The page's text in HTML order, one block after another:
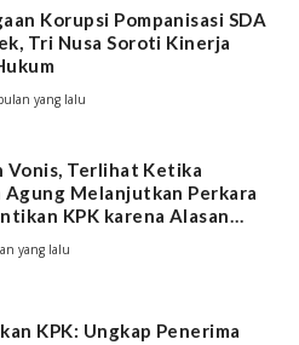
Korupsi Pompanisasi SDA
Tri Nusa Soroti Kinerja
yang lalu
Vonis, Terlihat Ketika
Agung Melanjutkan Perkara
KPK karena Alasan
yang lalu
KPK: Ungkap Penerima